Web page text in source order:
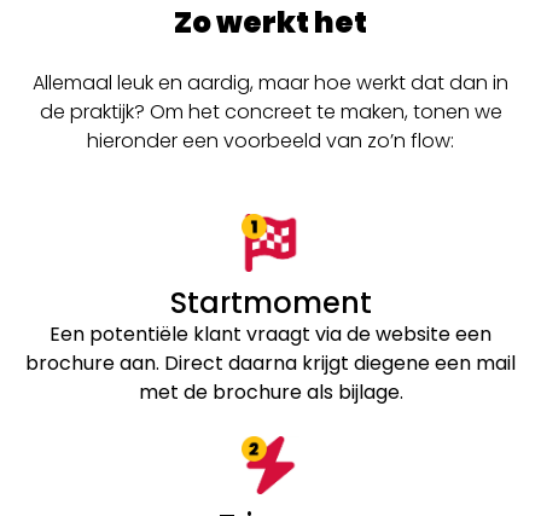
Zo werkt het
Allemaal leuk en aardig, maar hoe werkt dat dan in
de praktijk? Om het concreet te maken, tonen we
hieronder een voorbeeld van zo’n flow:
Startmoment
Een potentiële klant vraagt via de website een
brochure aan. Direct daarna krijgt diegene een mail
met de brochure als bijlage.